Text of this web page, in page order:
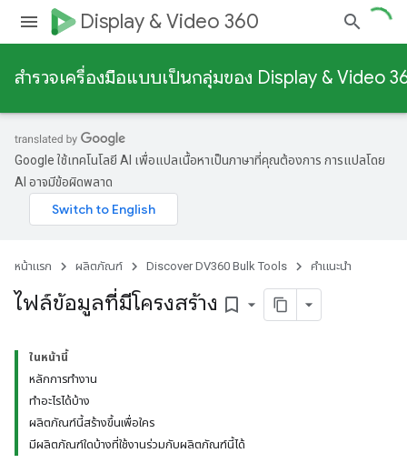
Display & Video 360
สํารวจเครื่องมือแบบเป็นกลุ่มของ Display & Video
Google ใช้เทคโนโลยี AI เพื่อแปลเนื้อหาเป็นภาษาที่คุณต้องการ การแปลโดย
AI อาจมีข้อผิดพลาด
หน้าแรก ผลิตภัณฑ์ Discover DV360 Bulk Tools คำแนะนำ
ไฟล์ข้อมูลที่มีโครงสร้าง bookmark_border
ในหน้านี้
หลักการทำงาน
ทำอะไรได้บ้าง
ผลิตภัณฑ์นี้สร้างขึ้นเพื่อใคร
มีผลิตภัณฑ์ใดบ้างที่ใช้งานร่วมกับผลิตภัณฑ์นี้ได้